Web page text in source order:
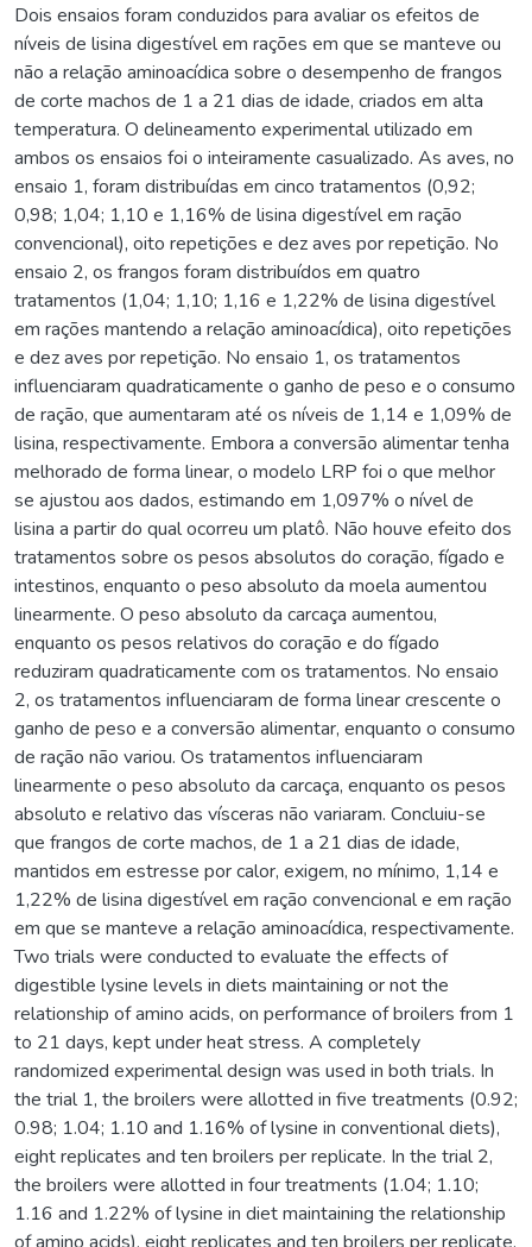
Dois ensaios foram conduzidos para avaliar os efeitos de
níveis de lisina digestível em rações em que se manteve ou
não a relação aminoacídica sobre o desempenho de frangos
de corte machos de 1 a 21 dias de idade, criados em alta
temperatura. O delineamento experimental utilizado em
ambos os ensaios foi o inteiramente casualizado. As aves, no
ensaio 1, foram distribuídas em cinco tratamentos (0,92;
0,98; 1,04; 1,10 e 1,16% de lisina digestível em ração
convencional), oito repetições e dez aves por repetição. No
ensaio 2, os frangos foram distribuídos em quatro
tratamentos (1,04; 1,10; 1,16 e 1,22% de lisina digestível
em rações mantendo a relação aminoacídica), oito repetições
e dez aves por repetição. No ensaio 1, os tratamentos
influenciaram quadraticamente o ganho de peso e o consumo
de ração, que aumentaram até os níveis de 1,14 e 1,09% de
lisina, respectivamente. Embora a conversão alimentar tenha
melhorado de forma linear, o modelo LRP foi o que melhor
se ajustou aos dados, estimando em 1,097% o nível de
lisina a partir do qual ocorreu um platô. Não houve efeito dos
tratamentos sobre os pesos absolutos do coração, fígado e
intestinos, enquanto o peso absoluto da moela aumentou
linearmente. O peso absoluto da carcaça aumentou,
enquanto os pesos relativos do coração e do fígado
reduziram quadraticamente com os tratamentos. No ensaio
2, os tratamentos influenciaram de forma linear crescente o
ganho de peso e a conversão alimentar, enquanto o consumo
de ração não variou. Os tratamentos influenciaram
linearmente o peso absoluto da carcaça, enquanto os pesos
absoluto e relativo das vísceras não variaram. Concluiu-se
que frangos de corte machos, de 1 a 21 dias de idade,
mantidos em estresse por calor, exigem, no mínimo, 1,14 e
1,22% de lisina digestível em ração convencional e em ração
em que se manteve a relação aminoacídica, respectivamente.
Two trials were conducted to evaluate the effects of
digestible lysine levels in diets maintaining or not the
relationship of amino acids, on performance of broilers from 1
to 21 days, kept under heat stress. A completely
randomized experimental design was used in both trials. In
the trial 1, the broilers were allotted in five treatments (0.92;
0.98; 1.04; 1.10 and 1.16% of lysine in conventional diets),
eight replicates and ten broilers per replicate. In the trial 2,
the broilers were allotted in four treatments (1.04; 1.10;
1.16 and 1.22% of lysine in diet maintaining the relationship